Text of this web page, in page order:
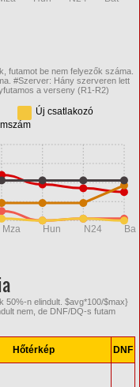
futamot be nem felyezők száma.
#Szerver: Hány szerveren lett
a verseny (R1-R2)
Új csatlakozó
Mza Hun N24 Bat
50%-n elindult. $avg*100/$max}
nem, de DNF/DQ-s futam
Hőtérkép DNF